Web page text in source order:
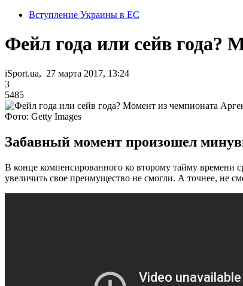
Вступление Украины в ЕС
Фейл года или сейв года?
iSport.ua, 27 марта 2017, 13:24
3
5485
Фото: Getty Images
Забавный момент произошел
В конце компенсированного ко второму тайму времени
увеличить свое преимущество не смогли. А точнее, не